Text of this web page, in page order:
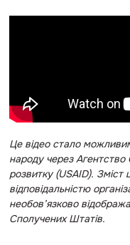
Це відео стало
народу через
розвитку (USAID).
відповідальністю
необов’язково
Сполучених Штатів.